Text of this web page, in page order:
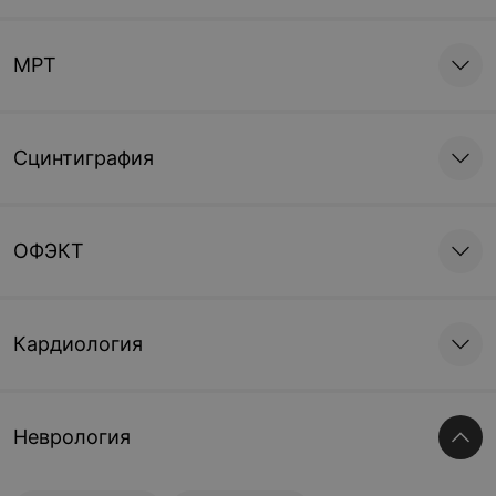
МРТ
Сцинтиграфия
ОФЭКТ
Кардиология
Неврология